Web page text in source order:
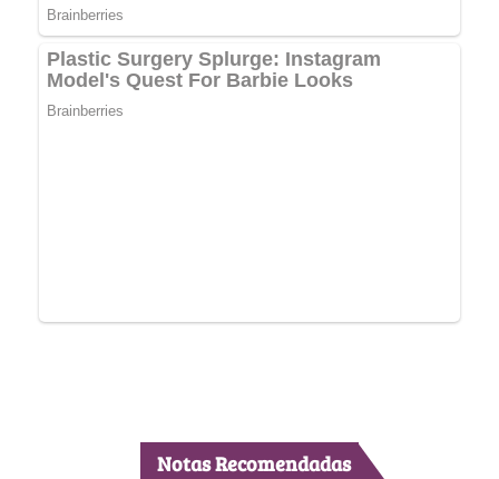
Notas Recomendadas